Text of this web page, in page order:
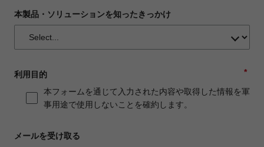
本製品・ソリューションを知ったきっかけ
*
利用目的
本フォームを通じて入力された内容や取得した情報を軍
事用途で使用しないことを確約します。
メールを受け取る